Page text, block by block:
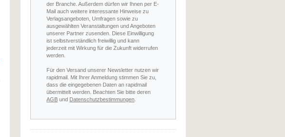
der Branche. Außerdem dürfen wir Ihnen per E-
Mail auch weitere interessante Hinweise zu
Verlagsangeboten, Umfragen sowie zu
ausgewählten Veranstaltungen und Angeboten
unserer Partner zusenden. Diese Einwilligung
ist selbstverständlich freiwillig und kann
jederzeit mit Wirkung für die Zukunft widerrufen
werden.
Für den Versand unserer Newsletter nutzen wir
rapidmail. Mit Ihrer Anmeldung stimmen Sie zu,
dass die eingegebenen Daten an rapidmail
übermittelt werden. Beachten Sie bitte deren
AGB und Datenschutzbestimmungen